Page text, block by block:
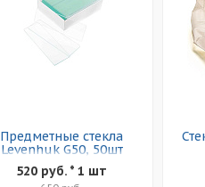
Предметные стекла
Levenhuk G50, 50шт
520 руб. * 1 шт